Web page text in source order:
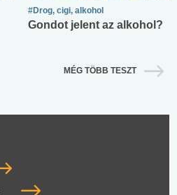
#Drog, cigi, alkohol
Gondot jelent az alkohol?
MÉG TÖBB TESZT